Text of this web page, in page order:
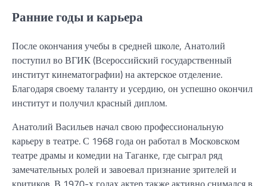
Ранние годы и карьера
После окончания учебы в средней школе, Анатолий
поступил во ВГИК (Всероссийский государственный
институт кинематографии) на актерское отделение.
Благодаря своему таланту и усердию, он успешно окончил
институт и получил красный диплом.
Анатолий Васильев начал свою профессиональную
карьеру в театре. С 1968 года он работал в Московском
театре драмы и комедии на Таганке, где сыграл ряд
замечательных ролей и завоевал признание зрителей и